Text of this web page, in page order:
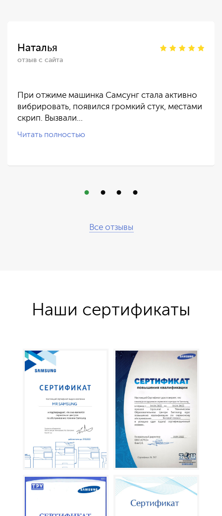
Наталья
отзыв с сайта
При отжиме машинка Самсунг стала активно
вибрировать, появился громкий стук, местами
скрип. Вызвали…
Читать полностью
Все отзывы
Наши сертификаты